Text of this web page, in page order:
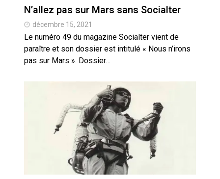
N’allez pas sur Mars sans Socialter
décembre 15, 2021
Le numéro 49 du magazine Socialter vient de
paraître et son dossier est intitulé « Nous n’irons
pas sur Mars ». Dossier…